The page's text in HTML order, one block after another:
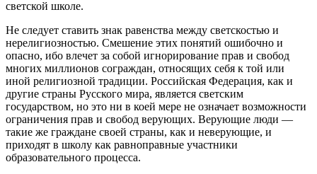
светской школе.
Не следует ставить знак равенства между светскостью и
нерелигиозностью. Смешение этих понятий ошибочно и
опасно, ибо влечет за собой игнорирование прав и свобод
многих миллионов сограждан, относящих себя к той или
иной религиозной традиции. Российская Федерация, как и
другие страны Русского мира, является светским
государством, но это ни в коей мере не означает возможности
ограничения прав и свобод верующих. Верующие люди —
такие же граждане своей страны, как и неверующие, и
приходят в школу как равноправные участники
образовательного процесса.